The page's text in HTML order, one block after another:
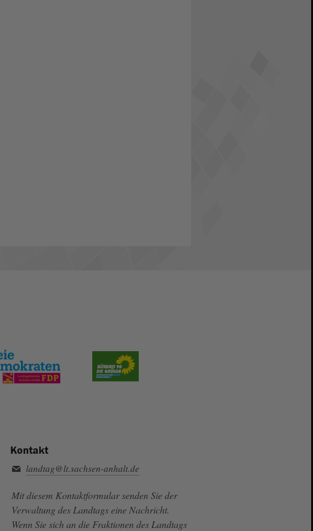
Kontakt
landtag@lt.sachsen-anhalt.de
Mit diesem Kontaktformular senden Sie der
Verwaltung des Landtags eine Nachricht.
Wenn Sie sich an die Fraktionen des Landtags